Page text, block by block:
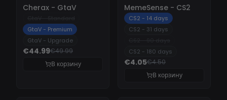
-
Cherax - GtaV
GtaV - Premium
GtaV - Upgrade
€44.99€49.99
В корзину
MemeSense - CS2
CS2 - 14 days
CS2 - 31 days
CS2 - 180 days
€4.05€4.50
В корзину